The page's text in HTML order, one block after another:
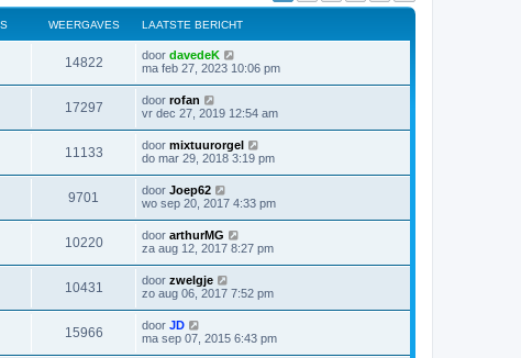
WEERGAVES LAATSTE BERICHT
14822 door davedeK
ma feb 27, 2023 10:06 pm
17297 door rofan
vr dec 27, 2019 12:54 am
11133 door mixtuurorgel
do mar 29, 2018 3:19 pm
9701 door Joep62
wo sep 20, 2017 4:33 pm
10220 door arthurMG
za aug 12, 2017 8:27 pm
10431 door zwelgje
zo aug 06, 2017 7:52 pm
15966 door JD
ma sep 07, 2015 6:43 pm